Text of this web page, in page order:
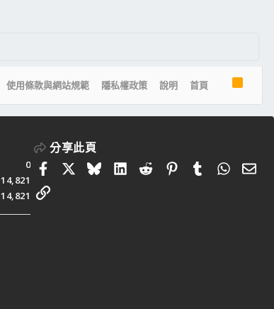
使用條款與網站規範 隱私權政策 說明 首頁
0
14,821
14,821
分享此頁
FacebookBlueskyLinkedIn
RedditPinterestTumblr 電
連結